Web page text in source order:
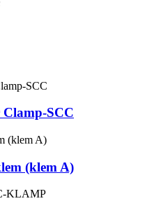
SCC
(klem A)